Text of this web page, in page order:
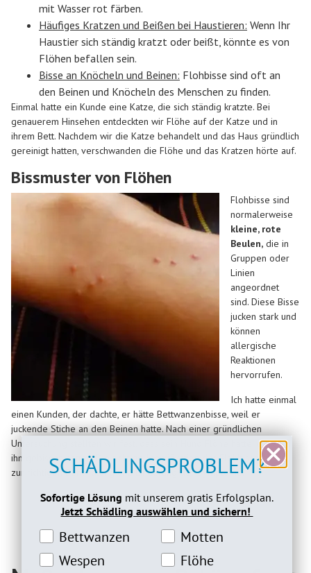
mit Wasser rot färben.
Häufiges Kratzen und Beißen bei Haustieren: Wenn Ihr
Haustier sich ständig kratzt oder beißt, könnte es von
Flöhen befallen sein.
Bisse an Knöcheln und Beinen: Flohbisse sind oft an
den Beinen und Knöcheln des Menschen zu finden.
Einmal hatte ein Kunde eine Katze, die sich ständig kratzte. Bei
genauerem Hinsehen entdeckten wir Flöhe auf der Katze und in
ihrem Bett. Nachdem wir die Katze behandelt und das Haus gründlich
gereinigt hatten, verschwanden die Flöhe und das Kratzen hörte auf.
Bissmuster von Flöhen
Flohbisse sind
normalerweise
kleine, rote
Beulen, die in
Gruppen oder
Linien
angeordnet
sind. Diese Bisse
jucken stark und
können
allergische
Reaktionen
hervorrufen.
Ich hatte einmal
einen Kunden, der dachte, er hätte Bettwanzenbisse, weil er
juckende Stiche an den Beinen hatte. Nach einer gründlichen
Untersuchung stellten wir fest, dass sein Hund Flöhe hatte, die auch
ihn gebissen hatten. Die richtige Identifikation der Flohbisse führte
zur richtigen Behandlung und Linderung der Symptome.
SCHÄDLINGSPROBLEM?
Sofortige Lösung mit unserem gratis Erfolgsplan.
Jetzt Schädling auswählen und sichern!
Bettwanzeninteresse
Bettwanzen Motteninteresse
Motten
Wespeninteresse
Wespen Flöheinteresse
Flöhe